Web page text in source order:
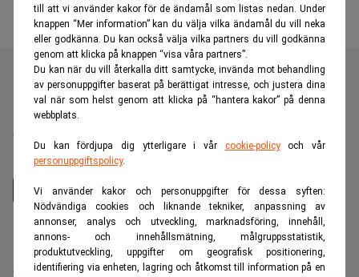
till att vi använder kakor för de ändamål som listas nedan. Under
knappen “Mer information” kan du välja vilka ändamål du vill neka
eller godkänna. Du kan också välja vilka partners du vill godkänna
genom att klicka på knappen “visa våra partners”.
Du kan när du vill återkalla ditt samtycke, invända mot behandling
av personuppgifter baserat på berättigat intresse, och justera dina
val när som helst genom att klicka på “hantera kakor” på denna
webbplats.
Du kan fördjupa dig ytterligare i vår cookie-policyoch vår
personuppgiftspolicy.
Vi använder kakor och personuppgifter för dessa syften:
Nödvändiga cookies och liknande tekniker, anpassning av
annonser, analys och utveckling, marknadsföring, innehåll,
annons- och innehållsmätning, målgruppsstatistik,
produktutveckling, uppgifter om geografisk positionering,
identifiering via enheten, lagring och åtkomst till information på en
Realtid är en oberoende och kostnadsfri nyhetskanal för
dig som vill fördjupa dig inom finans- och
näringslivsnyheter.
Hantera prenumeration
Integritetspolicy för personuppgifter
Cookiepolicy